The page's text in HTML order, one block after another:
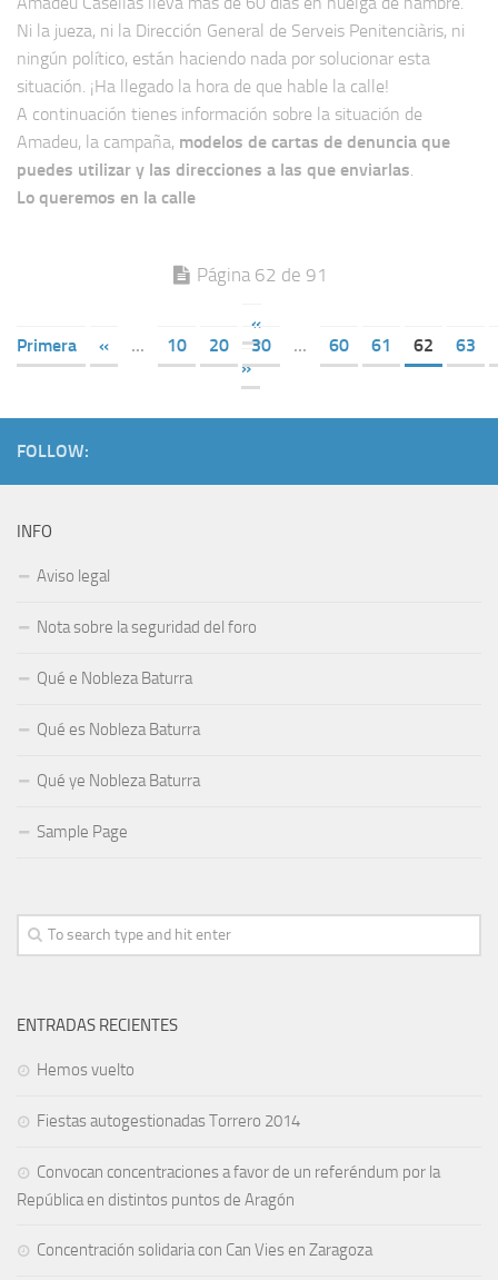
Ni la jueza, ni la Dirección General de Serveis Penitenciàris, ni
ningún político, están haciendo nada por solucionar esta
situación. ¡Ha llegado la hora de que hable la calle!
A continuación tienes información sobre la situación de
Amadeu, la campaña, modelos de cartas de denuncia que
puedes utilizar y las direcciones a las que enviarlas
Lo queremos en la calle
Página 62 de 91
«
Primera
« ... 10 20 30 ... 60 61 62
63
»
FOLLOW:
INFO
Aviso legal
Nota sobre la seguridad del foro
Qué e Nobleza Baturra
Qué es Nobleza Baturra
Qué ye Nobleza Baturra
Sample Page
ENTRADAS RECIENTES
Hemos vuelto
Fiestas autogestionadas Torrero 2014
Convocan concentraciones a favor de un referéndum por la
República en distintos puntos de Aragón
Concentración solidaria con Can Vies en Zaragoza